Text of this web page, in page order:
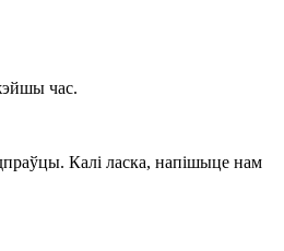
час.
Калі ласка, напішыце нам